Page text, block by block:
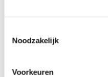
Noodzakelijk
Voorkeuren